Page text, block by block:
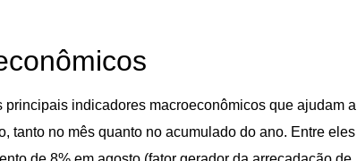
indicadores macroeconômicos que ajudam a
tanto no mês quanto no acumulado do ano. Entre eles